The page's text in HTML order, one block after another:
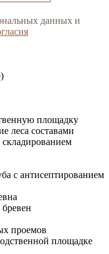
данных и
площадку
леса составами
с антисептированием
проемов
площадке